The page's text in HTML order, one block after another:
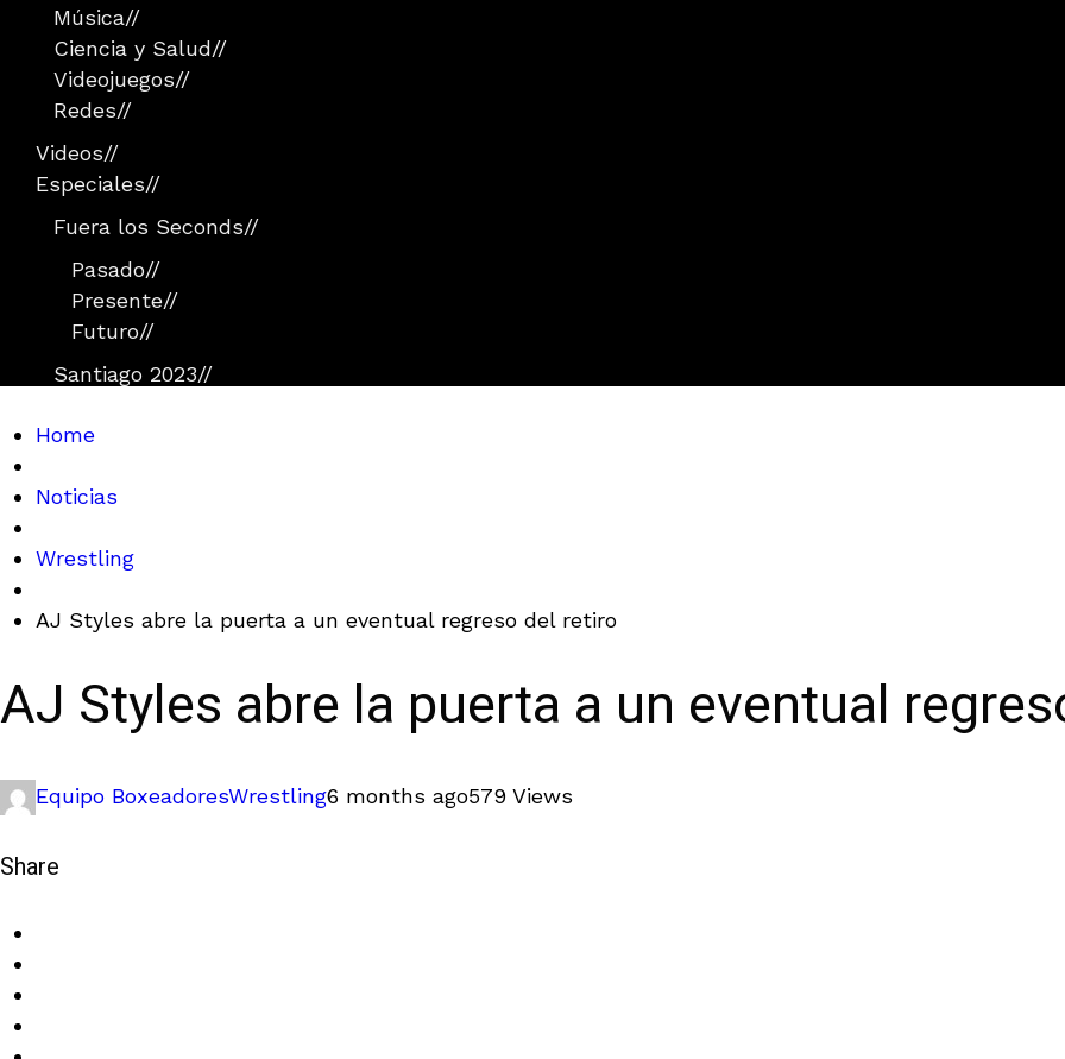
Música//
Ciencia y Salud//
Videojuegos//
Redes//
Videos//
Especiales//
Fuera los Seconds//
Pasado//
Presente//
Futuro//
Santiago 2023//
Home
Noticias
Wrestling
AJ Styles abre la puerta a un eventual regreso del retiro
AJ Styles abre la puerta a un eventual
Equipo BoxeadoresWrestling6 months ago579 Views
Share